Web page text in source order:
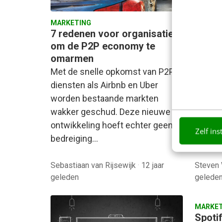
Zelf
MARKETING
7 redenen voor organisaties
om de P2P economy te
omarmen
Met de snelle opkomst van P2P-
diensten als Airbnb en Uber
worden bestaande markten
wakker geschud. Deze nieuwe
ontwikkeling hoeft echter geen
bedreiging…
Sebastiaan van Rijsewijk · 12 jaar
geleden
zullen
Steven
geleden